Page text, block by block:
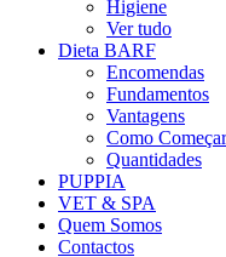
Higiene
Ver tudo
Dieta BARF
Encomendas
Fundamentos
Vantagens
Como Começar
Quantidades
PUPPIA
VET & SPA
Quem Somos
Contactos